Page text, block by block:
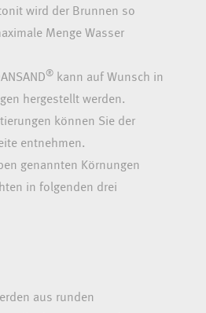
wird der Brunnen so
Menge Wasser
®
kann auf Wunsch in
hergestellt werden.
können Sie der
entnehmen.
genannten Körnungen
in folgenden drei
aus runden